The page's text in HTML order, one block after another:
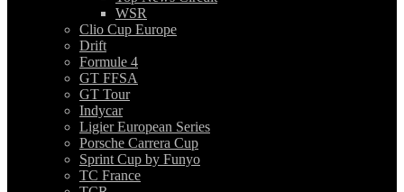
WSR
Clio Cup Europe
Drift
Formule 4
GT FFSA
GT Tour
Indycar
Ligier European Series
Porsche Carrera Cup
Sprint Cup by Funyo
TC France